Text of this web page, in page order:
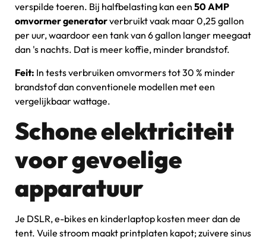
verspilde toeren. Bij halfbelasting kan een 50 AMP
omvormer generatorverbruikt vaak maar 0,25 gallon
per uur, waardoor een tank van 6 gallon langer meegaat
dan 's nachts. Dat is meer koffie, minder brandstof.
Feit: In tests verbruiken omvormers tot 30 % minder
brandstof dan conventionele modellen met een
vergelijkbaar wattage.
Schone elektriciteit
voor gevoelige
apparatuur
Je DSLR, e-bikes en kinderlaptop kosten meer dan de
tent. Vuile stroom maakt printplaten kapot; zuivere sinus